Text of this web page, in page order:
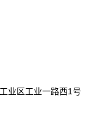
业区工业一路西1号